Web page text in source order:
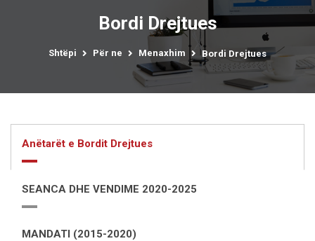
Bordi Drejtues
Shtëpi Për ne Menaxhim Bordi Drejtues
Anëtarët e Bordit Drejtues
SEANCA DHE VENDIME 2020-2025
MANDATI (2015-2020)